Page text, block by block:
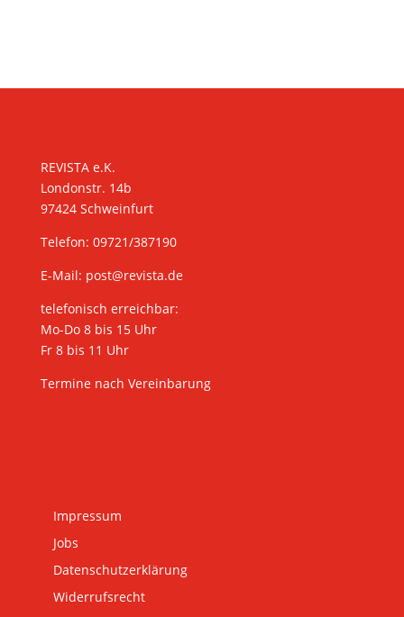
REVISTA e.K.
Londonstr. 14b
97424 Schweinfurt
Telefon: 09721/387190
E-Mail: post@revista.de
telefonisch erreichbar:
Mo-Do 8 bis 15 Uhr
Fr 8 bis 11 Uhr
Termine nach Vereinbarung
Impressum
Jobs
Datenschutzerklärung
Widerrufsrecht